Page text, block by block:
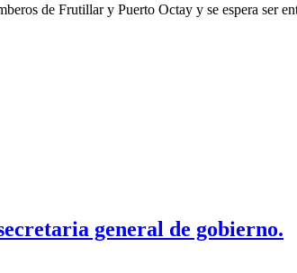
de Frutillar y Puerto Octay y se espera ser
general de gobierno.